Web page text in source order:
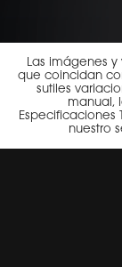
Las imágenes
que coincidan
sutiles
manual,
nuestro